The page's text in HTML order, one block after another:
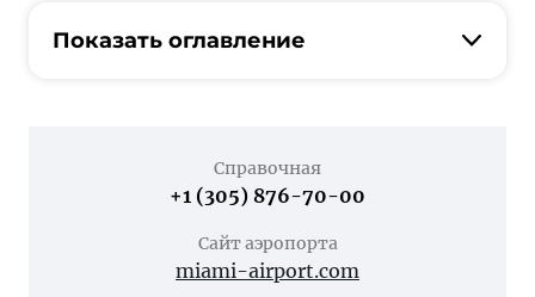
Показать оглавление
Справочная
+1 (305) 876-70-00
Сайт аэропорта
miami-airport.com